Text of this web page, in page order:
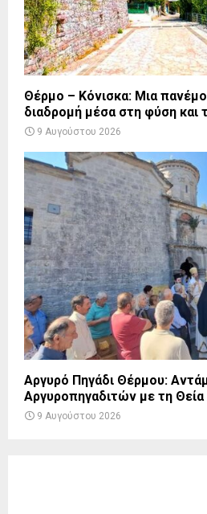
Θέρμο – Κόνισκα: Μια
διαδρομή μέσα στη φύση και
9 Αυγούστου 2026
Αργυρό Πηγάδι Θέρμου:
Αργυροπηγαδιτών με τη Θεία
9 Αυγούστου 2026